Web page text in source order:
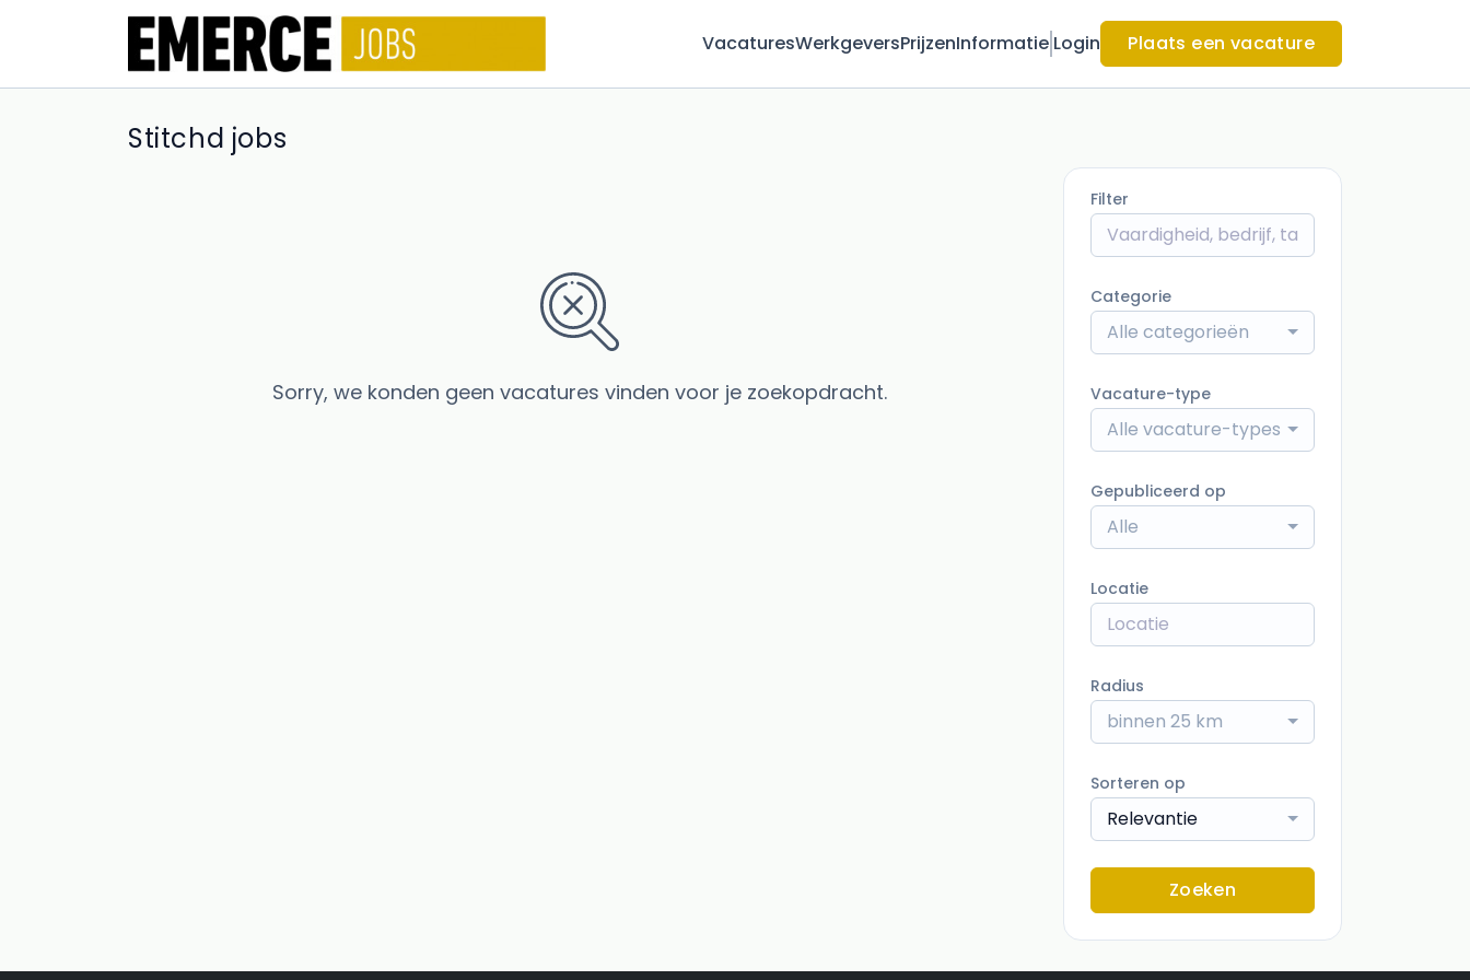
VacaturesWerkgeversPrijzenInformatie Login Plaats een vacature
Stitchd jobs
Sorry, we konden geen vacatures vinden voor je zoekopdracht.
Filter
Categorie
Alle categorieën
Vacature-type
Alle vacature-types
Gepubliceerd op
Alle
Locatie
Radius
binnen 25 km
Sorteren op
Relevantie
Zoeken